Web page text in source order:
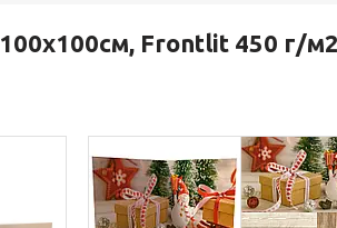
Frontlit 450 г/м2